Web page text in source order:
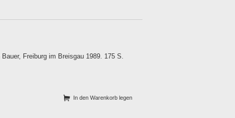
Freiburg im Breisgau 1989. 175 S.
In den Warenkorb legen